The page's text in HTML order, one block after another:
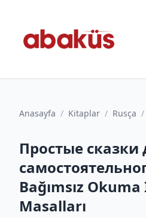
Anasayfa / Kitaplar / Rusça /
Простые сказки
Bağımsız
Masalları